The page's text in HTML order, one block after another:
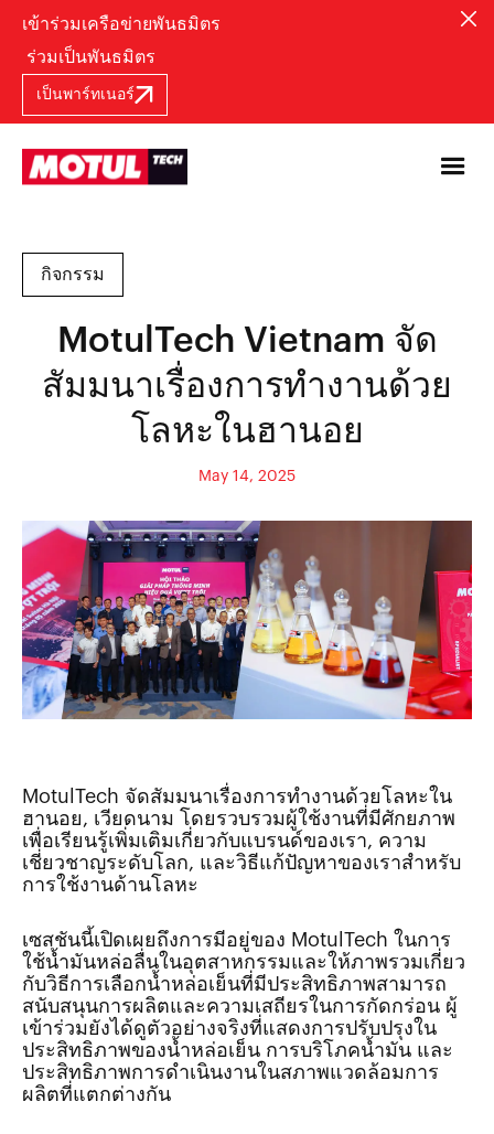
เข้าร่วมเครือข่ายพันธมิตร
ร่วมเป็นพันธมิตร
เป็นพาร์ทเนอร์
กิจกรรม
MotulTech Vietnam จัด
สัมมนาเรื่องการทำงานด้วย
โลหะในฮานอย
May 14, 2025
MotulTech จัดสัมมนาเรื่องการทำงานด้วยโลหะใน
ฮานอย, เวียดนาม โดยรวบรวมผู้ใช้งานที่มีศักยภาพ
เพื่อเรียนรู้เพิ่มเติมเกี่ยวกับแบรนด์ของเรา, ความ
เชี่ยวชาญระดับโลก, และวิธีแก้ปัญหาของเราสำหรับ
การใช้งานด้านโลหะ
เซสชันนี้เปิดเผยถึงการมีอยู่ของ MotulTech ในการ
ใช้น้ำมันหล่อลื่นในอุตสาหกรรมและให้ภาพรวมเกี่ยว
กับวิธีการเลือกน้ำหล่อเย็นที่มีประสิทธิภาพสามารถ
สนับสนุนการผลิตและความเสถียรในการกัดกร่อน ผู้
เข้าร่วมยังได้ดูตัวอย่างจริงที่แสดงการปรับปรุงใน
ประสิทธิภาพของน้ำหล่อเย็น การบริโภคน้ำมัน และ
ประสิทธิภาพการดำเนินงานในสภาพแวดล้อมการ
ผลิตที่แตกต่างกัน